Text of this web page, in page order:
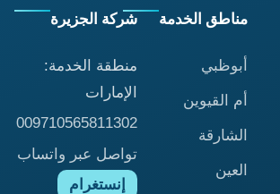
مناطق الخدمة
أبوظبي
أم القيوين
الشارقة
العين
شركة الجزيرة
منطقة الخدمة:
الإمارات
009710565811302
تواصل عبر واتساب
إنستغرام